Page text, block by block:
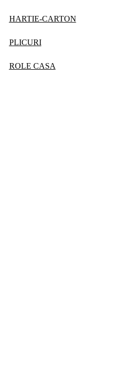
HARTIE-CARTON
PLICURI
ROLE CASA